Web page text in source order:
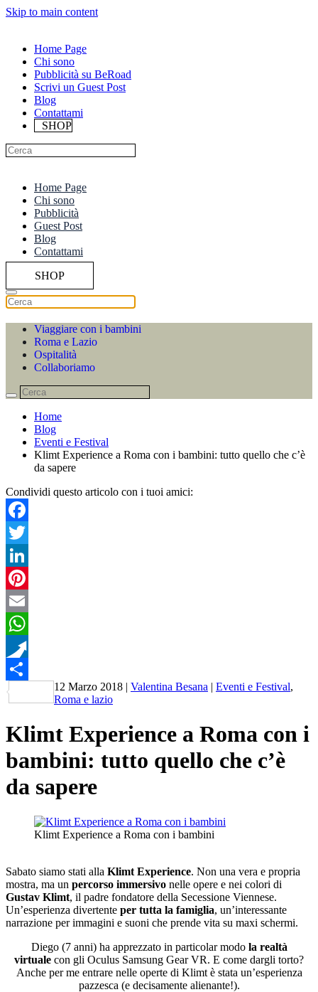
Skip to main content
Home Page
Chi sono
Pubblicità su BeRoad
Scrivi un Guest Post
Blog
Contattami
SHOP
Home Page
Chi sono
Pubblicità
Guest Post
Blog
Contattami
SHOP
Viaggiare con i bambini
Roma e Lazio
Ospitalità
Collaboriamo
Home
Blog
Eventi e Festival
Klimt Experience a Roma con i bambini: tutto quello che c’è
da sapere
Condividi questo articolo con i tuoi amici:
Facebook
Twitter
LinkedIn
Pinterest
Email
WhatsApp
Pusha
Condividi
12 Marzo 2018 | Valentina Besana | Eventi e Festival,
Roma e lazio
Klimt Experience a Roma con i
bambini: tutto quello che c’è
da sapere
Klimt Experience a Roma con i bambini
Sabato siamo stati alla Klimt Experience. Non una vera e propria
mostra, ma un percorso immersivo nelle opere e nei colori di
Gustav Klimt, il padre fondatore della Secessione Viennese.
Un’esperienza divertente per tutta la famiglia, un’interessante
narrazione per immagini e suoni che prende vita su maxi schermi.
Diego (7 anni) ha apprezzato in particolar modo la realtà
virtuale con gli Oculus Samsung Gear VR. E come dargli torto?
Anche per me entrare nelle operte di Klimt è stata un’esperienza
pazzesca (e decisamente alienante!).